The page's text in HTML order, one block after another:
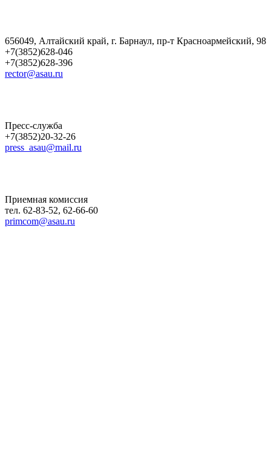
656049, Алтайский край, г. Барнаул, пр-т Красноармейский, 98
+7(3852)628-046
+7(3852)628-396
rector@asau.ru
Пресс-служба
+7(3852)20-32-26
press_asau@mail.ru
Приемная комиссия
тел. 62-83-52, 62-66-60
primcom@asau.ru